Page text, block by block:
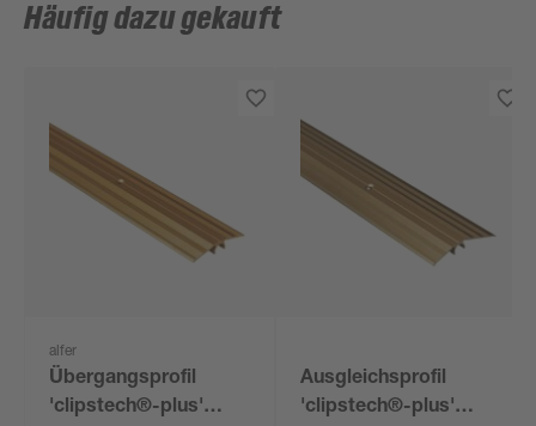
Häufig dazu gekauft
alfer
Übergangsprofil
'clipstech®-plus'
Ausgleichsprofil
'clipstech®-plus'